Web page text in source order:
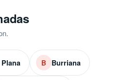
B Burriana